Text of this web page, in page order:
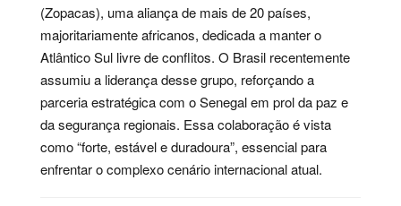
(Zopacas), uma aliança de mais de 20 países,
majoritariamente africanos, dedicada a manter o
Atlântico Sul livre de conflitos. O Brasil recentemente
assumiu a liderança desse grupo, reforçando a
parceria estratégica com o Senegal em prol da paz e
da segurança regionais. Essa colaboração é vista
como “forte, estável e duradoura”, essencial para
enfrentar o complexo cenário internacional atual.